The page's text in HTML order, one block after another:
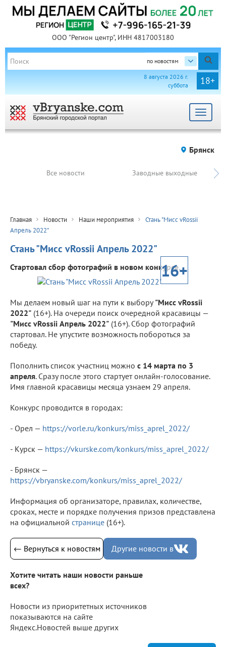
ООО "Регион центр", ИНН 4817003180
по новостям
18+
8 августа 2026 г.
суббота
Toggle
Брянск
Все новости Заводные выходные
Главная Новости Наши мероприятия
Стань "Мисс vRossii
Апрель 2022"
Стань "Мисс vRossii Апрель 2022"
Стартовал сбор фотографий в новом конкурсе.
16+
Мы делаем новый шаг на пути к выбору"Мисс vRossii
2022" (16+). На очереди поиск очередной красавицы —
"Мисс vRossii Апрель 2022" (16+). Сбор фотографий
стартовал. Не упустите возможность побороться за
победу.
Пополнить список участниц можно с 14 марта по 3
апреля. Сразу после этого стартует онлайн-голосование.
Имя главной красавицы месяца узнаем 29 апреля.
Конкурс проводится в городах:
- Орел — https://vorle.ru/konkurs/miss_aprel_2022/
- Курск — https://vkurske.com/konkurs/miss_aprel_2022/
- Брянск —
https://vbryanske.com/konkurs/miss_aprel_2022/
Информация об организаторе, правилах, количестве,
сроках, месте и порядке получения призов представлена
на официальной странице (16+).
← Вернуться к новостям Другие новости в
Хотите читать наши новости раньше
всех?
Новости из приоритетных источников
показываются на сайте
Яндекс.Новостей выше других